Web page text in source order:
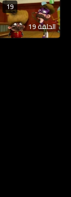
19
الحلقة 19